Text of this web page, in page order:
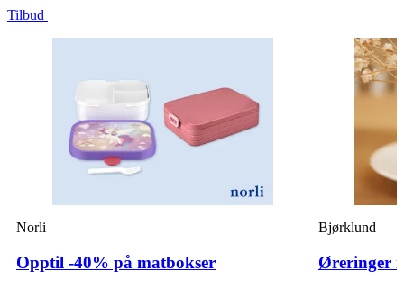
Tilbud
Norli
Opptil -40% på matbokser
Bjørklund
Øreringer